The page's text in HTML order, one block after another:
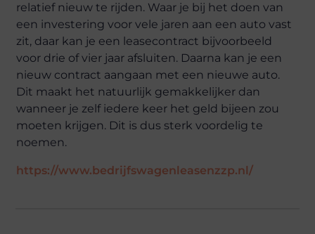
relatief nieuw te rijden. Waar je bij het doen van
een investering voor vele jaren aan een auto vast
zit, daar kan je een leasecontract bijvoorbeeld
voor drie of vier jaar afsluiten. Daarna kan je een
nieuw contract aangaan met een nieuwe auto.
Dit maakt het natuurlijk gemakkelijker dan
wanneer je zelf iedere keer het geld bijeen zou
moeten krijgen. Dit is dus sterk voordelig te
noemen.
https://www.bedrijfswagenleasenzzp.nl/